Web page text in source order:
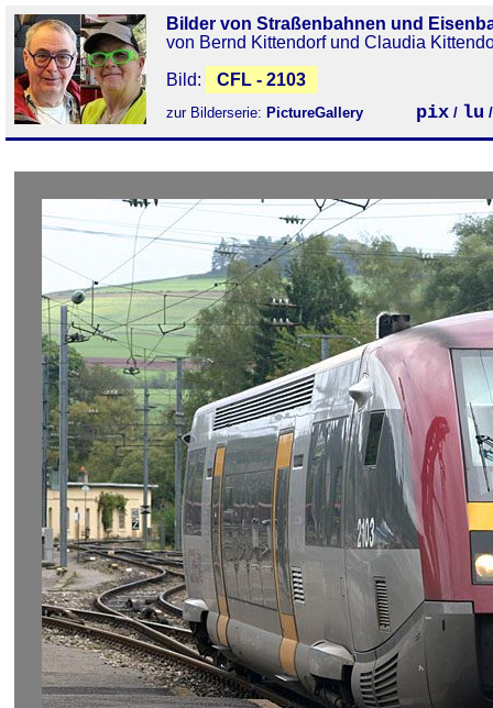
Bilder von Straßenbahnen und
von Bernd Kittendorf und Claudia
Bild:
CFL - 2103
zur Bilderserie: PictureGallery pix / lu